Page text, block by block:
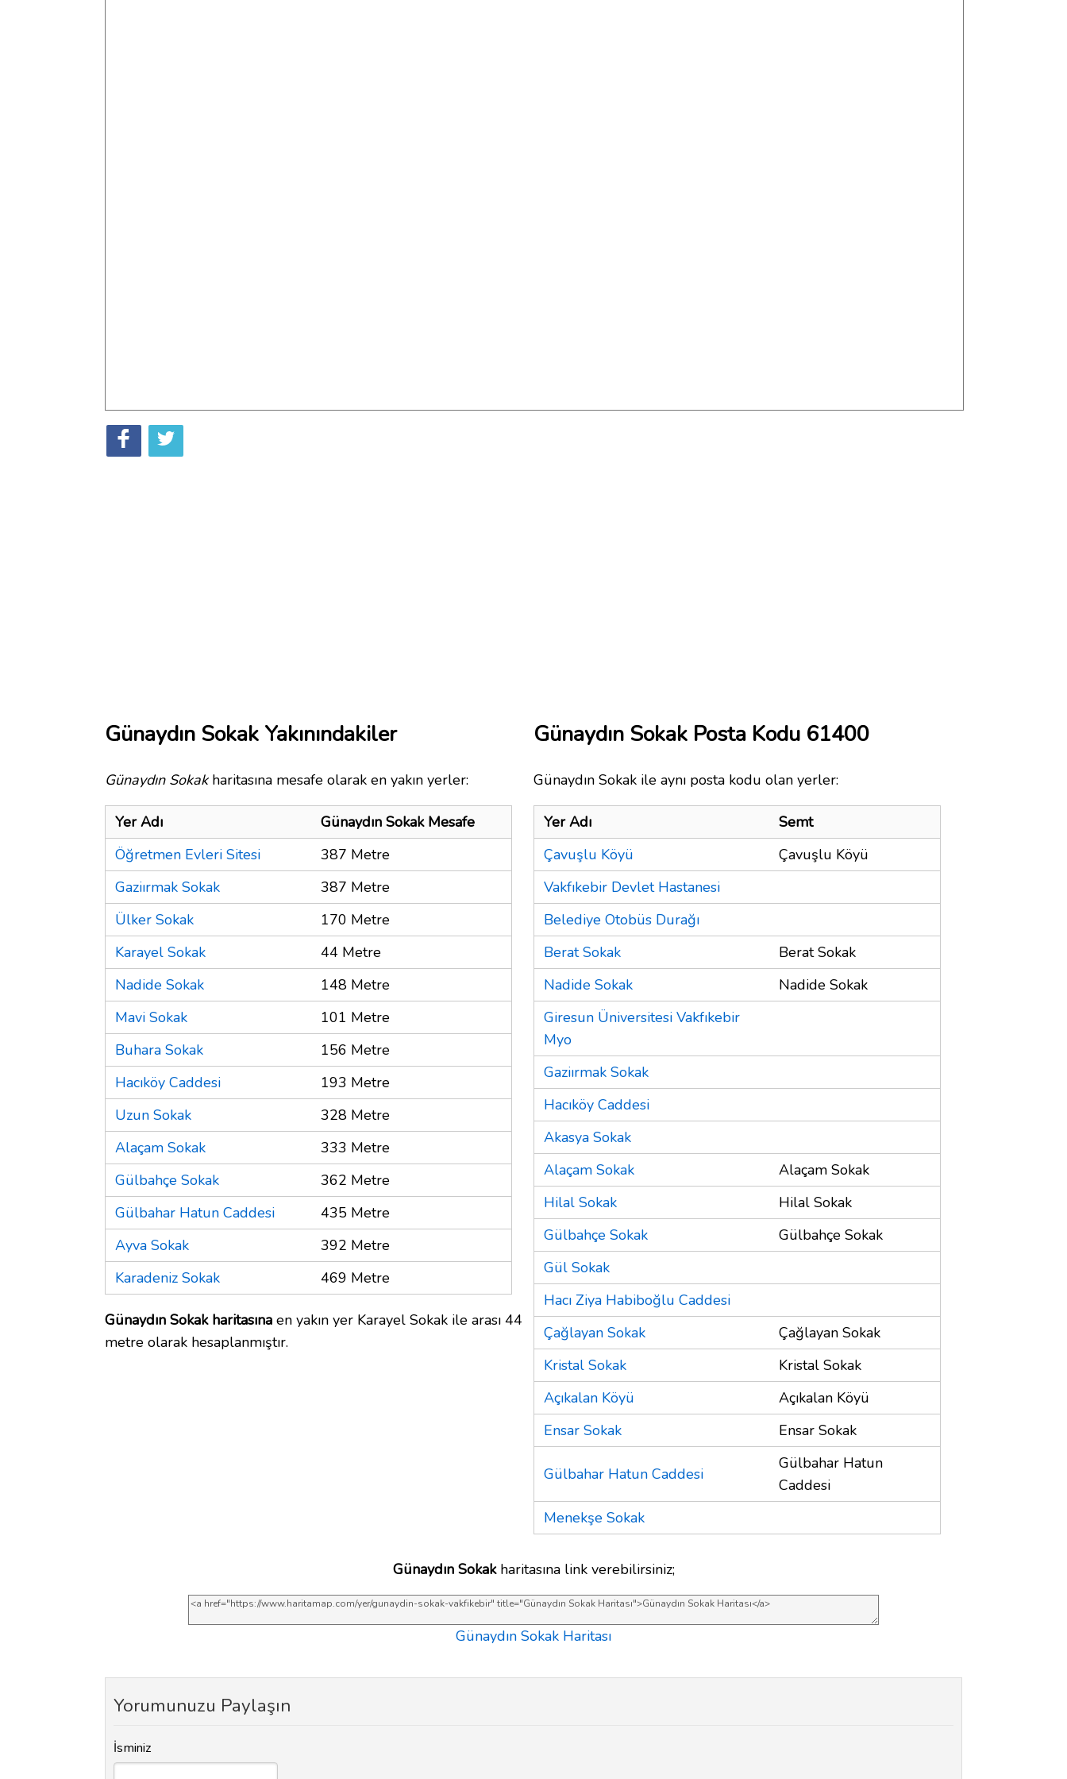
Günaydın Sokak Yakınındakiler
Günaydın Sokakharitasına mesafe olarak en yakın yerler:
Yer Adı
Günaydın Sokak Mesafe
Öğretmen Evleri Sitesi
387 Metre
Gaziırmak Sokak
387 Metre
Ülker Sokak
170 Metre
Karayel Sokak
44 Metre
Nadide Sokak
148 Metre
Mavi Sokak
101 Metre
Buhara Sokak
156 Metre
Hacıköy Caddesi
193 Metre
Uzun Sokak
328 Metre
Alaçam Sokak
333 Metre
Gülbahçe Sokak
362 Metre
Gülbahar Hatun Caddesi
435 Metre
Ayva Sokak
392 Metre
Karadeniz Sokak
469 Metre
Günaydın Sokak haritasına en yakın yer Karayel Sokak ile arası 44
metre olarak hesaplanmıştır.
Günaydın Sokak Posta Kodu 61400
Günaydın Sokak ile aynı posta kodu olan yerler:
Yer Adı
Semt
Çavuşlu Köyü
Çavuşlu Köyü
Vakfıkebir Devlet Hastanesi
Belediye Otobüs Durağı
Berat Sokak
Berat Sokak
Nadide Sokak
Nadide Sokak
Giresun Üniversitesi Vakfıkebir
Myo
Gaziırmak Sokak
Hacıköy Caddesi
Akasya Sokak
Alaçam Sokak
Alaçam Sokak
Hilal Sokak
Hilal Sokak
Gülbahçe Sokak
Gülbahçe Sokak
Gül Sokak
Hacı Ziya Habiboğlu Caddesi
Çağlayan Sokak
Çağlayan Sokak
Kristal Sokak
Kristal Sokak
Açıkalan Köyü
Açıkalan Köyü
Ensar Sokak
Ensar Sokak
Gülbahar Hatun Caddesi
Gülbahar Hatun
Caddesi
Menekşe Sokak
Günaydın Sokakharitasına link verebilirsiniz;
Günaydın Sokak Haritası
Yorumunuzu Paylaşın
İsminiz